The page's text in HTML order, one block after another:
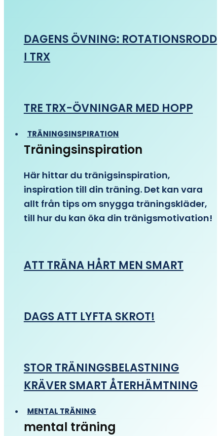
DAGENS ÖVNING: ROTATIONSRODD
I TRX
TRE TRX-ÖVNINGAR MED HOPP
TRÄNINGSINSPIRATION
Träningsinspiration
Här hittar du tränigsinspiration,
inspiration till din träning. Det kan vara
allt från tips om snygga träningskläder,
till hur du kan öka din tränigsmotivation!
ATT TRÄNA HÅRT MEN SMART
DAGS ATT LYFTA SKROT!
STOR TRÄNINGSBELASTNING
KRÄVER SMART ÅTERHÄMTNING
MENTAL TRÄNING
mental träning